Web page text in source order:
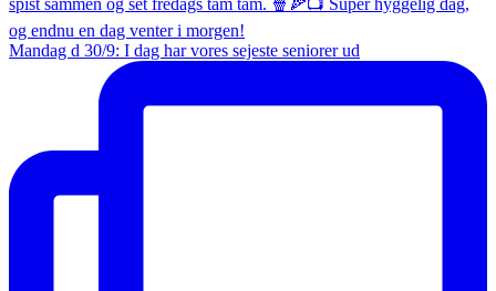
Mandag d 30/9: I dag har vores sejeste seniorer ud